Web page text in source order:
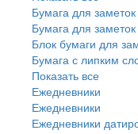
Бумага для заметок
Бумага для заметок
Блок бумаги для
Бумага с липким
Показать все
Ежедневники
Ежедневники
Ежедневники